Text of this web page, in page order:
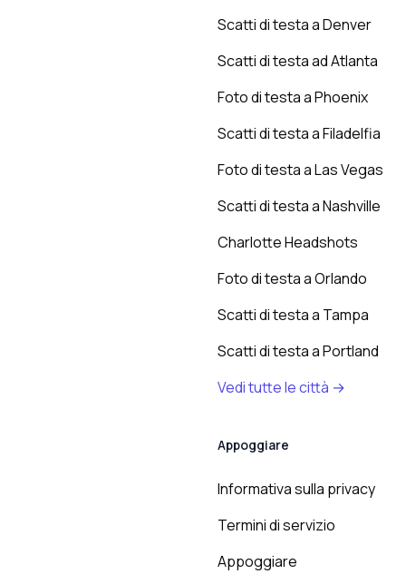
Scatti di testa a Denver
Scatti di testa ad Atlanta
Foto di testa a Phoenix
Scatti di testa a Filadelfia
Foto di testa a Las Vegas
Scatti di testa a Nashville
Charlotte Headshots
Foto di testa a Orlando
Scatti di testa a Tampa
Scatti di testa a Portland
Vedi tutte le città →
Appoggiare
Informativa sulla privacy
Termini di servizio
Appoggiare